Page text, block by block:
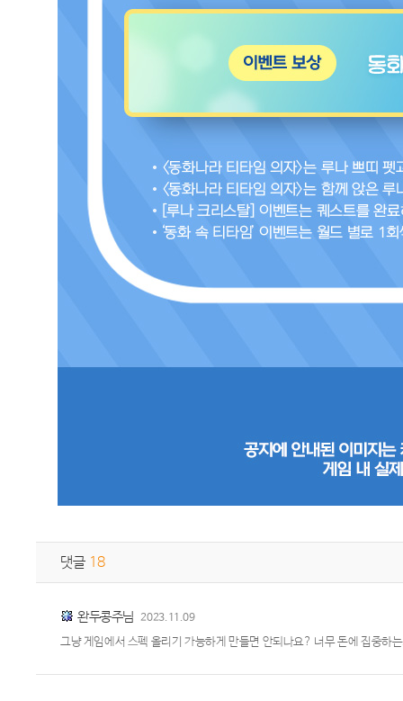
댓글 18
완두콩주님 2023.11.09
그냥 게임에서 스펙 올리기 가능하게 만들면 안되나요? 너무 돈에 집중하